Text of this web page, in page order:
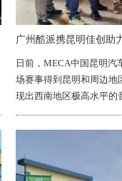
日前，MECA中国昆明
场赛事得到昆明和周边地
现出西南地区极高水平的